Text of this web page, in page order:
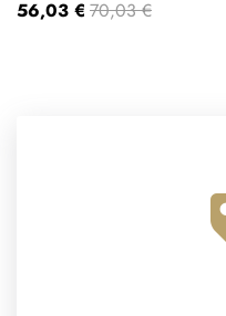
56,03 € 70,03 €